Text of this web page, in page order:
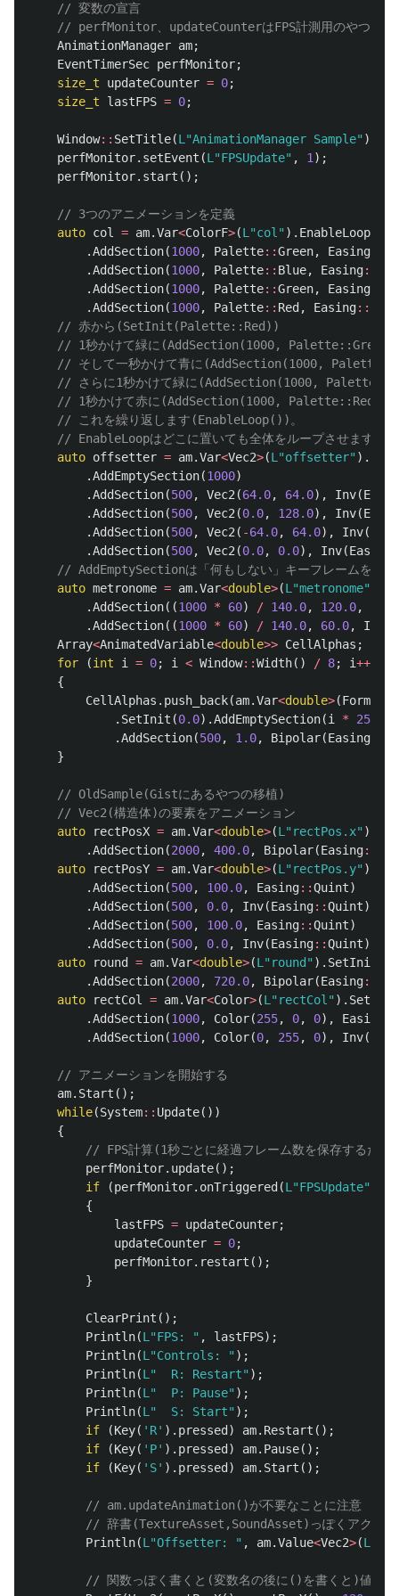
// 変数の宣言
// perfMonitor、updateCounterはFPS計測用のやつ
AnimationManager am;
EventTimerSec perfMonitor;
size_t
updateCounter = 0;
size_t
lastFPS = 0;
Window:: SetTitle(L"AnimationManager Sample" );
perfMonitor. setEvent (L"FPSUpdate" , 1);
perfMonitor. start ();
// 3つのアニメーションを定義
auto col = am.Var<ColorF>(L"col" ). EnableLoop
.AddSection(1000, Palette::Green, Easing
.AddSection(1000, Palette:: Blue, Easing::
.AddSection(1000, Palette::Green, Easing
.AddSection(1000, Palette:: Red , Easing::
// 赤から(SetInit(Palette::Red))
// 1秒かけて緑に(AddSection(1000,
// そして一秒かけて青に(AddSection(1000,
// さらに1秒かけて緑に(AddSection(1000,
// 1秒かけて赤に(AddSection(1000, Palette::Red,
// これを繰り返します(EnableLoop())。
// EnableLoopはどこに置いても全体をループさせます。
auto offsetter = am.Var<Vec2>(L"offsetter" ).
.AddEmptySection(1000)
.AddSection(500, Vec2(64.0, 64.0), Inv(
.AddSection(500, Vec2(0.0, 128.0), Inv(
.AddSection(500, Vec2( -64.0, 64.0), Inv(
.AddSection(500, Vec2(0.0, 0.0), Inv(Easing
// AddEmptySectionは「何もしない」キーフレームを追加
auto metronome = am.Var<double>(L"metronome"
.AddSection((1000 * 60) / 140.0, 120.0,
.AddSection((1000 * 60) / 140.0, 60.0, Inv
Array<AnimatedVariable<double>> CellAlphas ;
for
(int i = 0; i < Window::Width() / 8; i++
{
CellAlphas . push_back(am.Var<double>(Format
. SetInit (0.0).AddEmptySection(i * 25
.AddSection(500, 1.0, Bipolar(Easing
}
// OldSample(Gistにあるやつの移植)
// Vec2(構造体)の要素をアニメーション
auto
rectPosX = am.Var<double>(L"rectPos.x" ).
.AddSection(2000, 400.0, Bipolar(Easing::
auto
rectPosY = am.Var<double>(L"rectPos.y" ).
.AddSection(500, 100.0, Easing::Quint)
.AddSection(500, 0.0, Inv(Easing::Quint))
.AddSection(500, 100.0, Easing::Quint)
.AddSection(500, 0.0, Inv(Easing::Quint));
auto
round = am.Var<double>(L"round" ). SetInit
.AddSection(2000, 720.0, Bipolar(Easing::
auto
rectCol = am.Var<Color>(L"rectCol" ). SetInit
.AddSection(1000, Color(255, 0, 0), Easing
.AddSection(1000, Color(0, 255, 0), Inv(
// アニメーションを開始する
am. Start ();
while(System:: Update())
{
// FPS計算(1秒ごとに経過フレーム数を保存するだけ)
perfMonitor. update();
if
(perfMonitor. onTriggered (L"FPSUpdate"
{
lastFPS = updateCounter;
updateCounter = 0;
perfMonitor. restart ();
}
ClearPrint ();
Println(L"FPS: " , lastFPS);
Println(L"Controls: " );
Println(L"  R: Restart" );
Println(L"  P: Pause" );
Println(L"  S: Start" );
if
(Key( 'R' ). pressed ) am. Restart ();
if
(Key( 'P' ). pressed ) am. Pause();
if
(Key( 'S' ). pressed ) am. Start ();
// am.updateAnimation()が不要なことに注意
// 辞書(TextureAsset,SoundAsset)っぽくアクセス
Println(L"Offsetter: " , am.Value<Vec2>(
// 関数っぽく書くと(変数名の後に()を書くと)値が取